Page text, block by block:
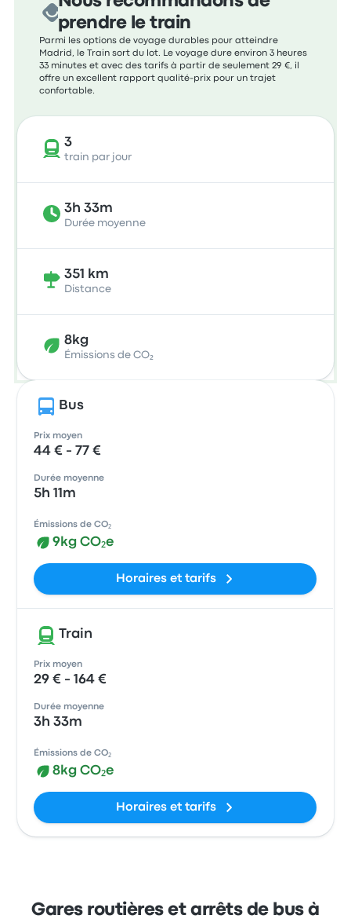
prendre le train
Parmi les options de voyage durables pour atteindre
Madrid, le Train sort du lot. Le voyage dure environ 3 heures
33 minutes et avec des tarifs à partir de seulement 29 €, il
offre un excellent rapport qualité-prix pour un trajet
confortable.
3
train par jour
3h 33m
Durée moyenne
351 km
Distance
8kg
Émissions de CO₂
Bus
Prix moyen
44 € - 77 €
Durée moyenne
5h 11m
Émissions de CO₂
9kg CO₂e
Horaires et tarifs
Train
Prix moyen
29 € - 164 €
Durée moyenne
3h 33m
Émissions de CO₂
8kg CO₂e
Horaires et tarifs
Gares routières et arrêts de bus à